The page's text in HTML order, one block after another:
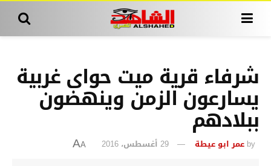
شرفاء قرية ميت حواى غربية
يسارعون الزمن وينهضون
ببلادهم
by عمر ابو عيطة 29 أغسطس، 2016 A
A